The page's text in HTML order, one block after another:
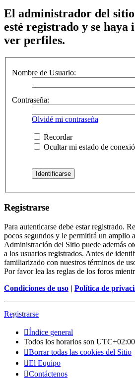
El administrador del
esté registrado y se
ver perfiles.
Nombre de Usuario:
Contraseña:
Olvidé mi contraseña
Recordar
Ocultar mi estado de
Registrarse
Para autenticarse debe estar registrado.
pocos segundos y le permitirá un amplio
Administración del Sitio puede además
a los usuarios registrados. Antes de
familiarizado con nuestros términos de
Por favor lea las reglas de los foros
Condiciones de uso | Política de
Registrarse
Índice general
Todos los horarios son UTC+02:00
Borrar todas las cookies del Sitio
El Equipo
Contáctenos